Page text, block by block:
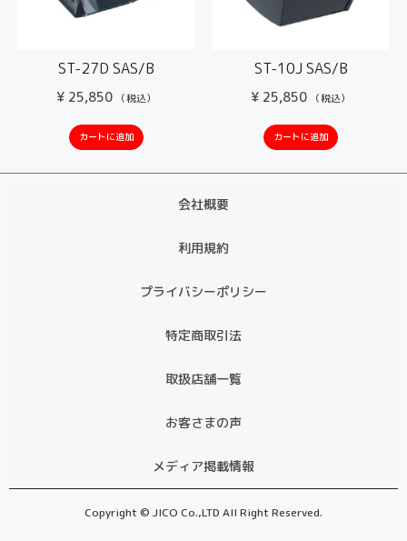
ST-27D SAS/B
¥ 25,850 （税込）
カートに追加
ST-10J SAS/B
¥ 25,850 （税込）
カートに追加
会社概要
利用規約
プライバシーポリシー
特定商取引法
取扱店舗一覧
お客さまの声
メディア掲載情報
Copyright © JICO Co.,LTD All Right Reserved.